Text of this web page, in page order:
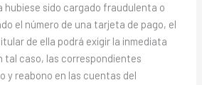
hubiese sido cargado fraudulenta o
el número de una tarjeta de pago, el
de ella podrá exigir la inmediata
tal caso, las correspondientes
y reabono en las cuentas del